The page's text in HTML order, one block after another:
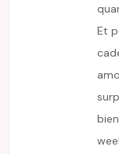
Et